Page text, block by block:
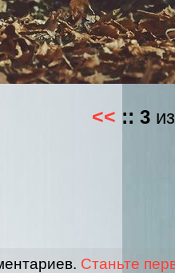
<< :: 3
Станьте